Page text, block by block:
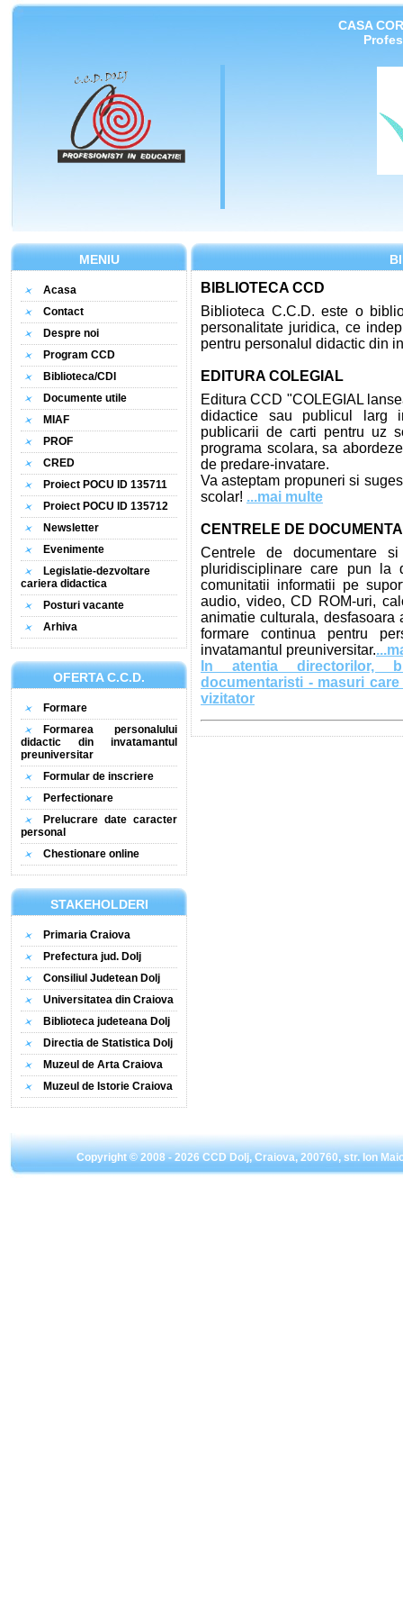
CASA
MENIU
Acasa
Contact
Despre noi
Program CCD
Biblioteca/CDI
Documente utile
MIAF
PROF
CRED
Proiect POCU ID 135711
Proiect POCU ID 135712
Newsletter
Evenimente
Legislatie-dezvoltare
cariera didactica
Posturi vacante
Arhiva
OFERTA C.C.D.
Formare
Formarea personalului
didactic din invatamantul
preuniversitar
Formular de inscriere
Perfectionare
Prelucrare date caracter
personal
Chestionare online
STAKEHOLDERI
Primaria Craiova
Prefectura jud. Dolj
Consiliul Judetean Dolj
Universitatea din Craiova
Biblioteca judeteana Dolj
Directia de Statistica Dolj
Muzeul de Arta Craiova
Muzeul de Istorie Craiova
BIBLIOTECA CCD
Biblioteca C.C.D. este o
personalitate juridica, ce
pentru personalul didactic din
EDITURA COLEGIAL
Editura CCD "COLEGIAL
didactice sau publicul larg
publicarii de carti pentru uz
programa scolara, sa
de predare-invatare.
Va asteptam propuneri si
scolar! ...mai multe
CENTRELE DE
Centrele de documentare
pluridisciplinare care pun la
comunitatii informatii pe
audio, video, CD ROM-uri,
animatie culturala, desfasoara
formare continua pentru
invatamantul preuniversitar.
In atentia directorilor,
documentaristi - masuri
vizitator
Copyright © 2008 - 2026 CCD Dolj, Craiova, 200760, str. Ion